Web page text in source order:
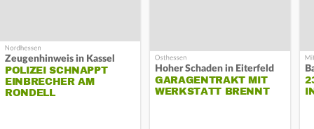
Zeugenhinweis in Kassel
POLIZEI SCHNAPPT
EINBRECHER AM
RONDELL
Hoher Schaden in Eiterfeld
GARAGENTRAKT MIT
WERKSTATT BRENNT